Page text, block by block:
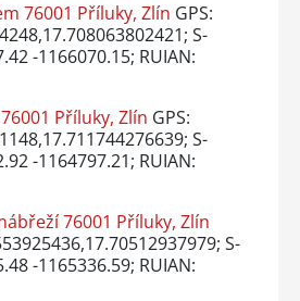
76001 Příluky, Zlín GPS:
S-
-1166070.15; RUIAN:
Příluky, Zlín GPS:
S-
-1164797.21; RUIAN:
76001 Příluky, Zlín
S-
-1165336.59; RUIAN: